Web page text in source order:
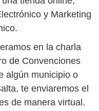
y Marketing
en la charla
de Convenciones
algún municipio o
te enviaremos el
de manera virtual.